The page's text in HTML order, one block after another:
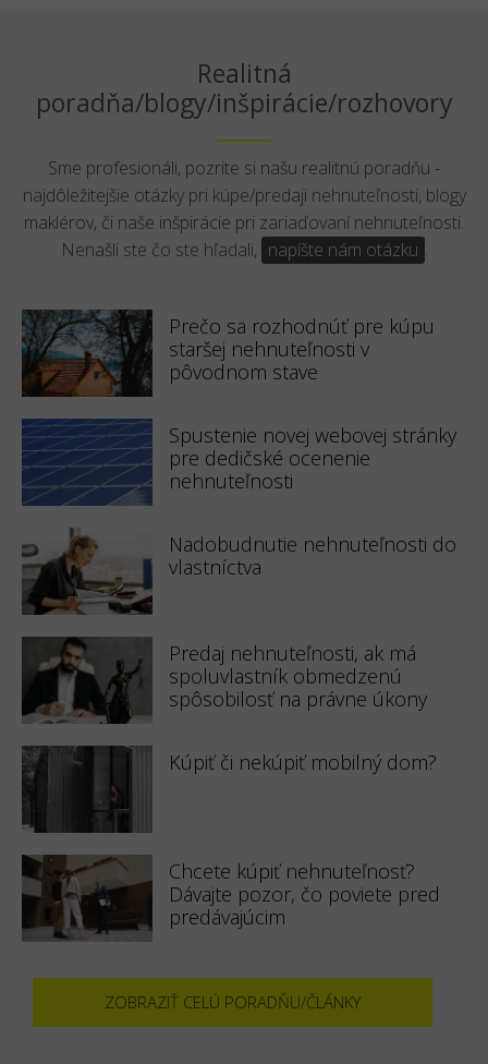
Realitná
poradňa/blogy/inšpirácie/rozhovory
Sme profesionáli, pozrite si našu realitnú poradňu -
najdôležitejšie otázky pri kúpe/predaji nehnuteľnosti, blogy
maklérov, či naše inšpirácie pri zariaďovaní nehnuteľnosti.
Nenašli ste čo ste hľadali, napíšte nám otázku .
Prečo sa rozhodnúť pre kúpu
staršej nehnuteľnosti v
pôvodnom stave
Spustenie novej webovej stránky
pre dedičské ocenenie
nehnuteľnosti
Nadobudnutie nehnuteľnosti do
vlastníctva
Predaj nehnuteľnosti, ak má
spoluvlastník obmedzenú
spôsobilosť na právne úkony
Kúpiť či nekúpiť mobilný dom?
Chcete kúpiť nehnuteľnosť?
Dávajte pozor, čo poviete pred
predávajúcim
ZOBRAZIŤ CELÚ PORADŇU/ČLÁNKY